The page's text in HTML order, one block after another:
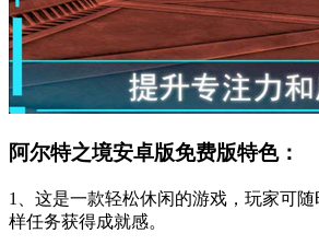
阿尔特之境安卓版免费版特色：
1、这是一款轻松休闲的游戏，玩家可
样任务获得成就感。